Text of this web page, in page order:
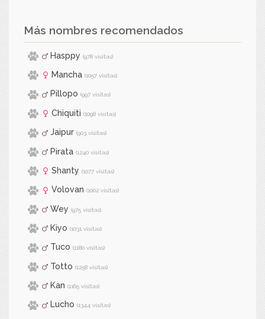
Más nombres recomendados
Hasppy (978 visitas)
Mancha (1057 visitas)
Pillopo (997 visitas)
Chiquiti (1098 visitas)
Jaipur (903 visitas)
Pirata (1240 visitas)
Shanty (1077 visitas)
Volovan (1002 visitas)
Wey (975 visitas)
Kiyo (1031 visitas)
Tuco (1180 visitas)
Totto (1258 visitas)
Kan (1165 visitas)
Lucho (1344 visitas)